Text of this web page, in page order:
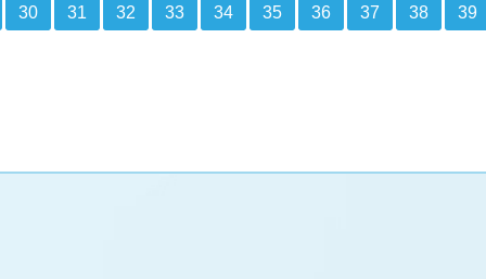
30 31 32 33 34 35 36 37 38 39